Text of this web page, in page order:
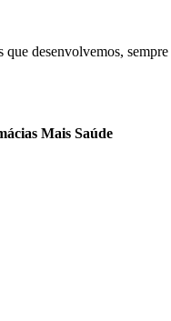
que desenvolvemos,
Mais Saúde